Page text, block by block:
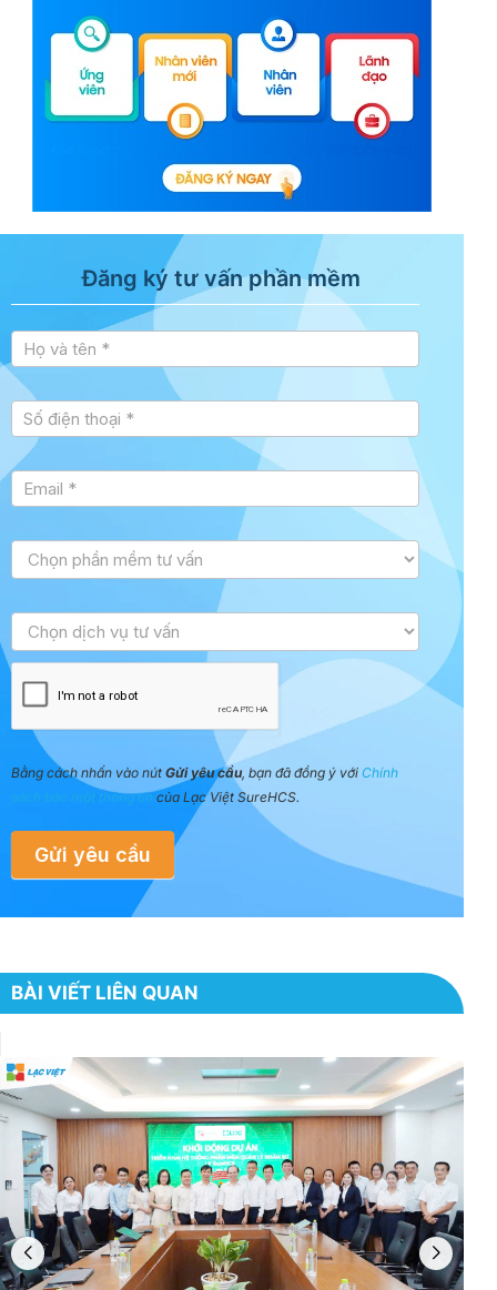
Đăng ký tư vấn phần mềm
sidebar
Bằng cách nhấn vào nút Gửi yêu cầu, bạn đã đồng ý với Chính
sách bảo mật thông tincủa Lạc Việt SureHCS.
Gửi yêu cầu
BÀI VIẾT LIÊN QUAN